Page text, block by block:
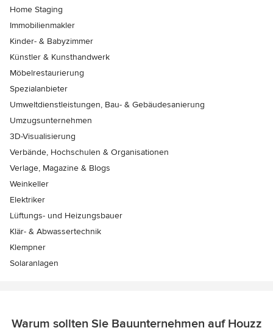
Home Staging
Immobilienmakler
Kinder- & Babyzimmer
Künstler & Kunsthandwerk
Möbelrestaurierung
Spezialanbieter
Umweltdienstleistungen, Bau- & Gebäudesanierung
Umzugsunternehmen
3D-Visualisierung
Verbände, Hochschulen & Organisationen
Verlage, Magazine & Blogs
Weinkeller
Elektriker
Lüftungs- und Heizungsbauer
Klär- & Abwassertechnik
Klempner
Solaranlagen
Warum sollten Sie Bauunternehmen auf Houzz